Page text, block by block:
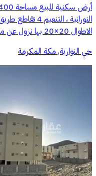
النورانية ،
الاطوال 20×20 بها نزول عن منسوب الشارع
حي النوارية, مكة المكرمة